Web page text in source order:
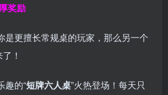
奖励
是更擅长常规桌的玩家，那么另一个
！
趣的“短牌六人桌”火热登场！每天只